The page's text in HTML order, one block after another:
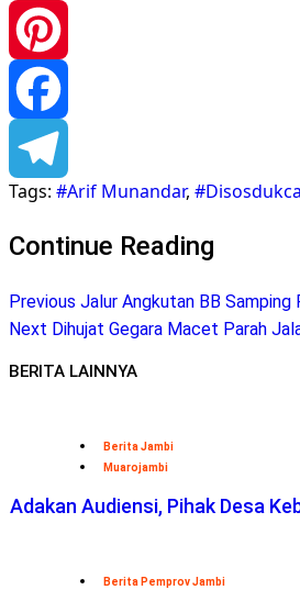
WhatsApp
Pinterest
Facebook
Telegram
Tags: #Arif Munandar,
Continue Reading
Previous Jalur Angkutan BB
Next Dihujat Gegara Macet Parah
BERITA LAINNYA
Berita Jambi
Muarojambi
Adakan Audiensi, Pihak Desa
Berita Pemprov Jambi